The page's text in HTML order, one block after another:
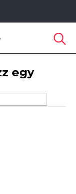
egy